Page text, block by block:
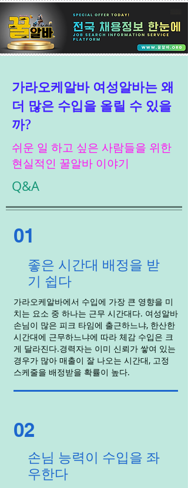
가라오케알바 여성알바는 왜
더 많은 수입을 올릴 수 있을
까?
쉬운 일 하고 싶은 사람들을 위한
현실적인 꿀알바 이야기
Q&A
01
좋은 시간대 배정을 받
기 쉽다
가라오케알바에서 수입에 가장 큰 영향을 미
치는 요소 중 하나는 근무 시간대다. 여성알바
손님이 많은 피크 타임에 출근하느냐, 한산한
시간대에 근무하느냐에 따라 체감 수입은 크
게 달라진다.경력자는 이미 신뢰가 쌓여 있는
경우가 많아 매출이 잘 나오는 시간대, 고정
스케줄을 배정받을 확률이 높다.
02
손님 능력이 수입을 좌
우한다